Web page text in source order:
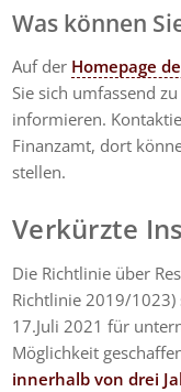
Was können
Auf der Homepage
Sie sich umfassend
informieren.
Finanzamt, dort
stellen.
Verkürzte
Die Richtlinie über
Richtlinie 2019/1023)
17.Juli 2021 für
Möglichkeit
innerhalb von drei